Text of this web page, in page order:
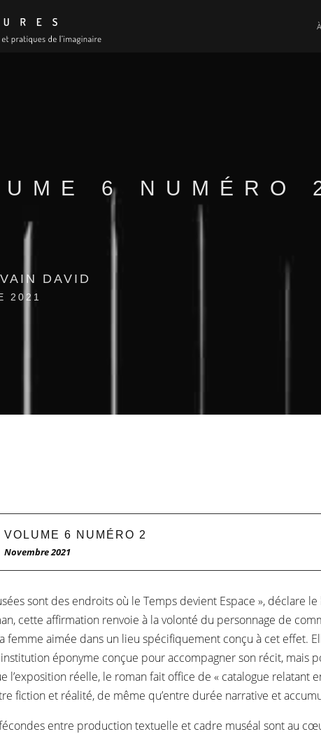
6 NUMÉRO
DAVID
2021
VOLUME 6 NUMÉRO 2
Novembre 2021
sont des endroits où le Temps devient Espace », déclare
cette affirmation renvoie à la volonté du personnage de
femme aimée dans un lieu spécifiquement conçu à cet effet.
éponyme conçue pour accompagner son récit,
l’exposition réelle, le roman fait office de « catalogue relatant
fiction et réalité, de même qu’entre durée narrative et
entre production textuelle et cadre muséal sont au